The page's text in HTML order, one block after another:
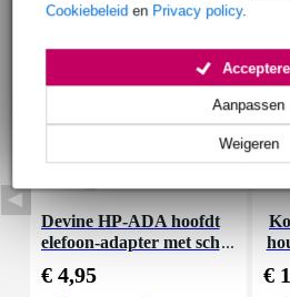
Cookiebeleid en Privacy policy.
Weigeren
Aanpassen
Devine HP-ADA hoofdt
elefoon-adapter met sch
€ 4,95 €